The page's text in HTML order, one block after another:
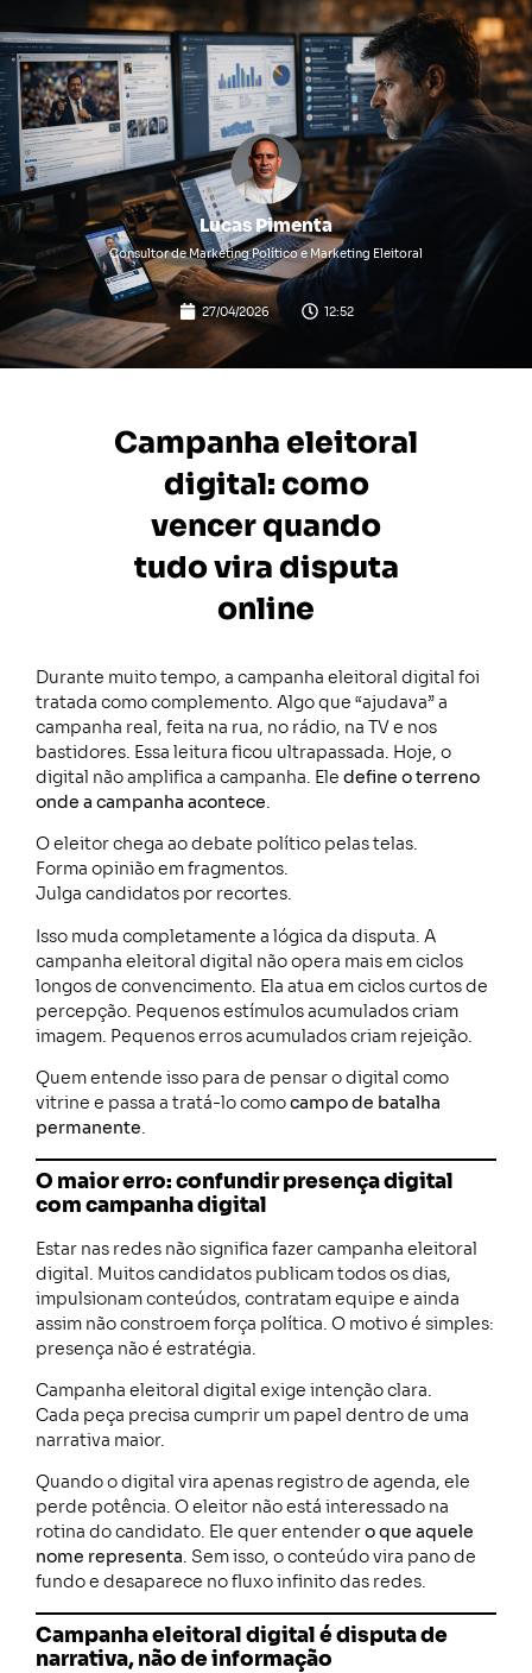
Lucas Pimenta
Consultor de Marketing Político e Marketing Eleitoral
27/04/2026 12:52
Campanha eleitoral
digital: como
vencer quando
tudo vira disputa
online
Durante muito tempo, a campanha eleitoral digital foi
tratada como complemento. Algo que “ajudava” a
campanha real, feita na rua, no rádio, na TV e nos
bastidores. Essa leitura ficou ultrapassada. Hoje, o
digital não amplifica a campanha. Ele define o terreno
onde a campanha acontece.
O eleitor chega ao debate político pelas telas.
Forma opinião em fragmentos.
Julga candidatos por recortes.
Isso muda completamente a lógica da disputa. A
campanha eleitoral digital não opera mais em ciclos
longos de convencimento. Ela atua em ciclos curtos de
percepção. Pequenos estímulos acumulados criam
imagem. Pequenos erros acumulados criam rejeição.
Quem entende isso para de pensar o digital como
vitrine e passa a tratá-lo comocampo de batalha
permanente.
O maior erro: confundir presença digital
com campanha digital
Estar nas redes não significa fazer campanha eleitoral
digital. Muitos candidatos publicam todos os dias,
impulsionam conteúdos, contratam equipe e ainda
assim não constroem força política. O motivo é simples:
presença não é estratégia.
Campanha eleitoral digital exige intenção clara.
Cada peça precisa cumprir um papel dentro de uma
narrativa maior.
Quando o digital vira apenas registro de agenda, ele
perde potência. O eleitor não está interessado na
rotina do candidato. Ele quer entendero que aquele
nome representa. Sem isso, o conteúdo vira pano de
fundo e desaparece no fluxo infinito das redes.
Campanha eleitoral digital é disputa de
narrativa, não de informação